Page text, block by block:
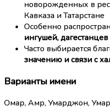
новорожденных в
Кавказа и Татарстане
Особенно
ингушей, дагестанцев
Часто выбирается
значению и связи с
Варианты имени
Омар, Амр, Умарджон,